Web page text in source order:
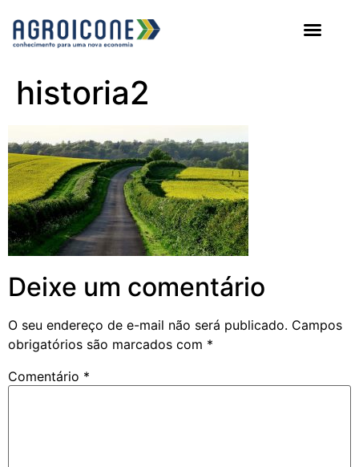
historia2
Deixe um comentário
O seu endereço de e-mail não será publicado. Campos
obrigatórios são marcados com *
Comentário *